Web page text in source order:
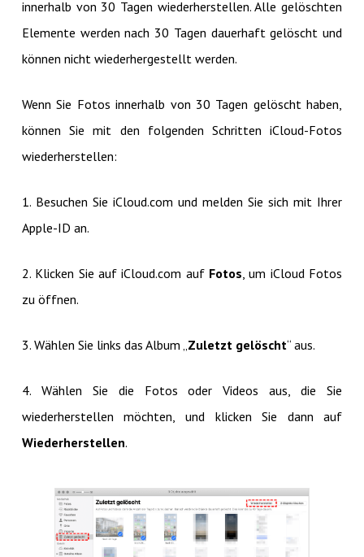
innerhalb von 30 Tagen wiederherstellen. Alle gelöschten
Elemente werden nach 30 Tagen dauerhaft gelöscht und
können nicht wiederhergestellt werden.
Wenn Sie Fotos innerhalb von 30 Tagen gelöscht haben,
können Sie mit den folgenden Schritten iCloud-Fotos
wiederherstellen:
1. Besuchen Sie iCloud.com und melden Sie sich mit Ihrer
Apple-ID an.
2. Klicken Sie auf iCloud.com auf Fotos , um iCloud Fotos
zu öffnen.
3. Wählen Sie links das Album „ Zuletzt gelöscht“ aus.
4. Wählen Sie die Fotos oder Videos aus, die Sie
wiederherstellen möchten, und klicken Sie dann auf
Wiederherstellen.